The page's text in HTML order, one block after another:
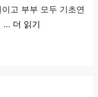
고 부부 모두 기초연
… 더 읽기